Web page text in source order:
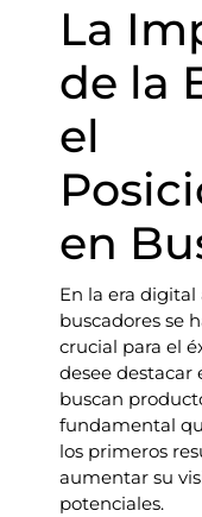
La
de la
el
en
En la era
buscadores se
crucial para el
desee destacar
buscan
fundamental
los primeros
aumentar su
potenciales.